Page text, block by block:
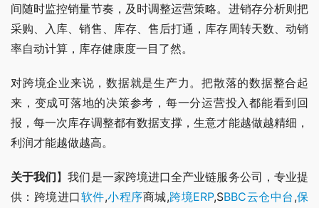
间随时监控销量节奏，及时调整运营策略。进销存分析则把
采购、入库、销售、库存、售后打通，库存周转天数、动销
率自动计算，库存健康度一目了然。
对跨境企业来说，数据就是生产力。把散落的数据整合起
来，变成可落地的决策参考，每一分运营投入都能看到回
报，每一次库存调整都有数据支撑，生意才能越做越精细，
利润才能越做越高。
关于我们】我们是一家跨境进口全产业链服务公司，专业提
供：跨境进口软件,小程序商城,跨境ERP,SBBC云仓中台 ,保